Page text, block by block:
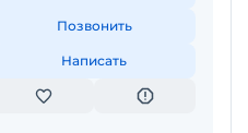
Позвонить
Написать